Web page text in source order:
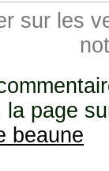
sur les
la page
beaune